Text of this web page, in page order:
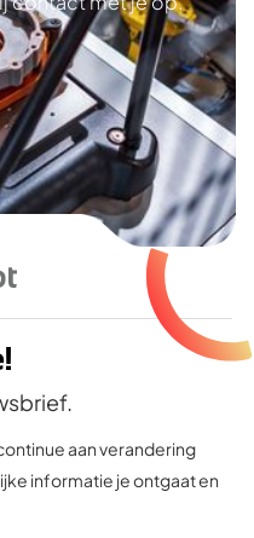
aan verandering
informatie je ontgaat en